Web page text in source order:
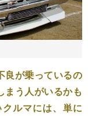
良が乗っているの
まう人がいるかも
ルマには、単に